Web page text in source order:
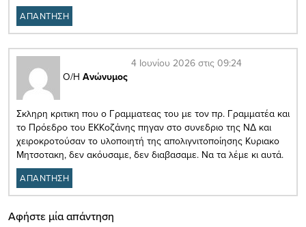
ΑΠΑΝΤΗΣΗ
Ο/Η Ανώνυμος
4 Ιουνίου 2026 στις 09:24
Σκληρη κριτικη που ο Γραμματεας του με τον πρ. Γραμματέα και
το Πρόεδρο του ΕΚΚοζάνης πηγαν στο συνεδριο της ΝΔ και
χειροκροτούσαν το υλοποιητή της απολιγνιτοποίησης Κυριακο
Μητσοτακη, δεν ακόυσαμε, δεν διαβασαμε. Να τα λέμε κι αυτά.
ΑΠΑΝΤΗΣΗ
Αφήστε μία απάντηση